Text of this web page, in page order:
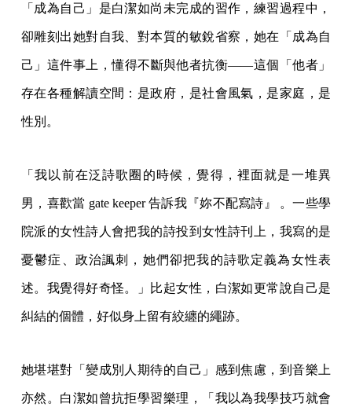
「成為自己」是白潔如尚未完成的習作，練習過程中，
卻雕刻出她對自我、對本質的敏銳省察，她在「成為自
己」這件事上，懂得不斷與他者抗衡——這個「他者」
存在各種解讀空間：是政府，是社會風氣，是家庭，是
性別。
「我以前在泛詩歌圈的時候，覺得，裡面就是一堆異
男，喜歡當 gate keeper 告訴我『妳不配寫詩』 。一些學
院派的女性詩人會把我的詩投到女性詩刊上，我寫的是
憂鬱症、政治諷刺，她們卻把我的詩歌定義為女性表
述。我覺得好奇怪。」比起女性，白潔如更常說自己是
糾結的個體，好似身上留有絞纏的繩跡。
她堪堪對「變成別人期待的自己」感到焦慮，到音樂上
亦然。白潔如曾抗拒學習樂理，「我以為我學技巧就會